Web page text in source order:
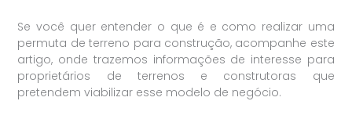
Se você quer entender o que é e como realizar uma
permuta de terreno para construção, acompanhe este
artigo, onde trazemos informações de interesse para
proprietários de terrenos e construtoras que
pretendem viabilizar esse modelo de negócio.